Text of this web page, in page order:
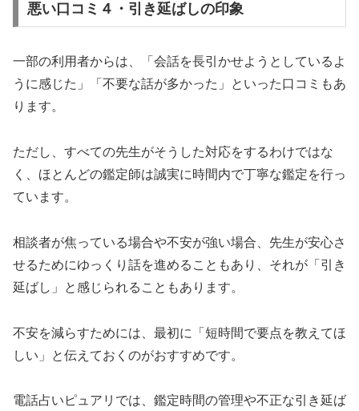
悪い口コミ４・引き延ばしの印象
一部の利用者からは、「会話を長引かせようとしているよ
うに感じた」「不要な話が多かった」といった口コミもあ
ります。
ただし、すべての先生がそうした対応をするわけではな
く、ほとんどの鑑定師は誠実に時間内で丁寧な鑑定を行っ
ています。
相談者が焦っている場合や不安が強い場合、先生が安心さ
せるためにゆっくり話を進めることもあり、それが「引き
延ばし」と感じられることもあります。
不安を減らすためには、最初に「短時間で要点を教えてほ
しい」と伝えておくのがおすすめです。
電話占いピュアリでは、鑑定時間の管理や不正な引き延ば